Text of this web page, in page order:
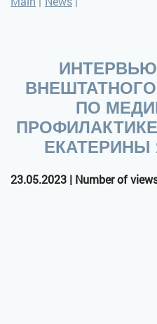
ПО
23.05.2023 | Number of